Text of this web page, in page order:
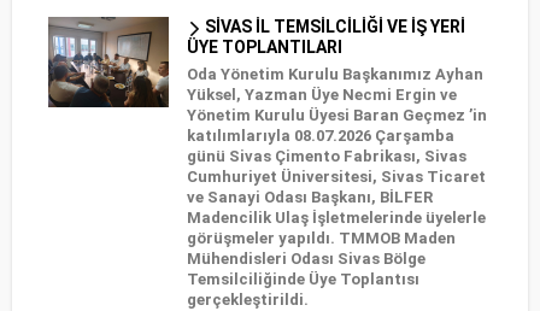
SİVAS İL TEMSİLCİLİĞİ VE İŞ YERİ
ÜYE TOPLANTILARI
Oda Yönetim Kurulu Başkanımız Ayhan
Yüksel, Yazman Üye Necmi Ergin ve
Yönetim Kurulu Üyesi Baran Geçmez ’in
katılımlarıyla 08.07.2026 Çarşamba
günü Sivas Çimento Fabrikası, Sivas
Cumhuriyet Üniversitesi, Sivas Ticaret
ve Sanayi Odası Başkanı, BİLFER
Madencilik Ulaş İşletmelerinde üyelerle
görüşmeler yapıldı. TMMOB Maden
Mühendisleri Odası Sivas Bölge
Temsilciliğinde Üye Toplantısı
gerçekleştirildi.